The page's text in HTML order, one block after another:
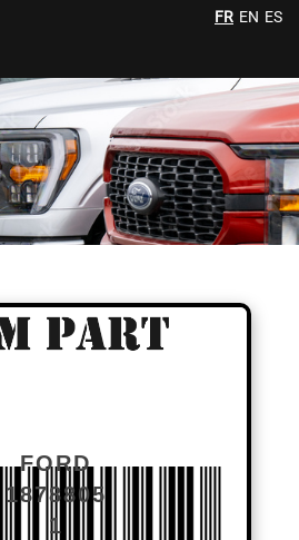
FR EN ES
FORD
1878805
1